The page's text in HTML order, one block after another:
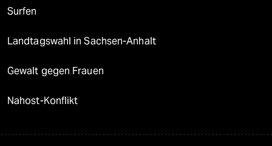
Surfen
Landtagswahl in Sachsen-Anhalt
Gewalt gegen Frauen
Nahost-Konflikt